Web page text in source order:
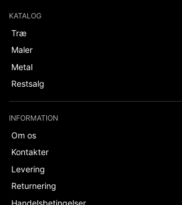
KATALOG
Træ
Maler
Metal
Restsalg
INFORMATION
Om os
Kontakter
Levering
Returnering
Handelsbetingelser